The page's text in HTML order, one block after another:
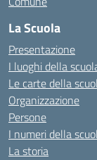
La Scuola
Presentazione
I luoghi della
Le carte della
Organizzazione
Persone
I numeri della
La storia